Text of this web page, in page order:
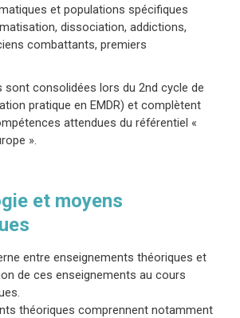
et populations spécifiques
dissociation, addictions,
combattants, premiers
sont consolidées lors du 2nd cycle de
pratique en EMDR) et complètent
attendues du référentiel «
».
et moyens
entre enseignements théoriques et
de ces enseignements au cours
théoriques comprennent notamment